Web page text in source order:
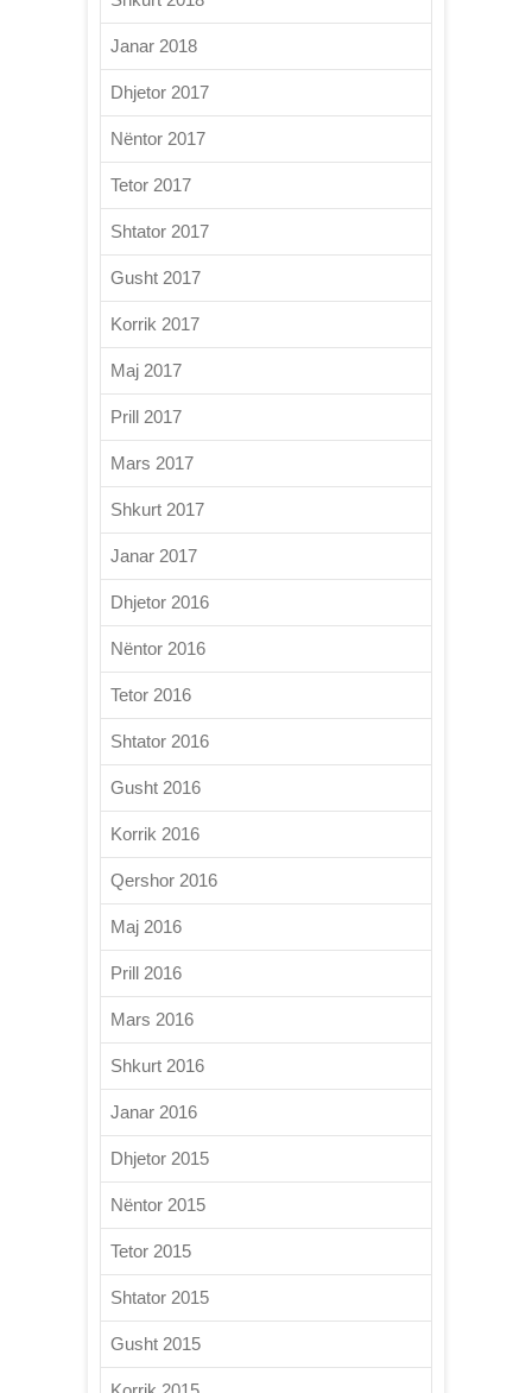
Janar 2018
Dhjetor 2017
Nëntor 2017
Tetor 2017
Shtator 2017
Gusht 2017
Korrik 2017
Maj 2017
Prill 2017
Mars 2017
Shkurt 2017
Janar 2017
Dhjetor 2016
Nëntor 2016
Tetor 2016
Shtator 2016
Gusht 2016
Korrik 2016
Qershor 2016
Maj 2016
Prill 2016
Mars 2016
Shkurt 2016
Janar 2016
Dhjetor 2015
Nëntor 2015
Tetor 2015
Shtator 2015
Gusht 2015